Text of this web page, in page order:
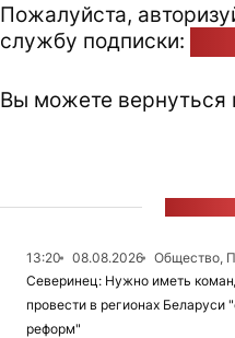
Пожалуйста,
службу подписки:
Вы можете вернуться
13:20 08.08.2026
Общество,
Северинец: Нужно иметь
провести в регионах Беларуси
реформ"